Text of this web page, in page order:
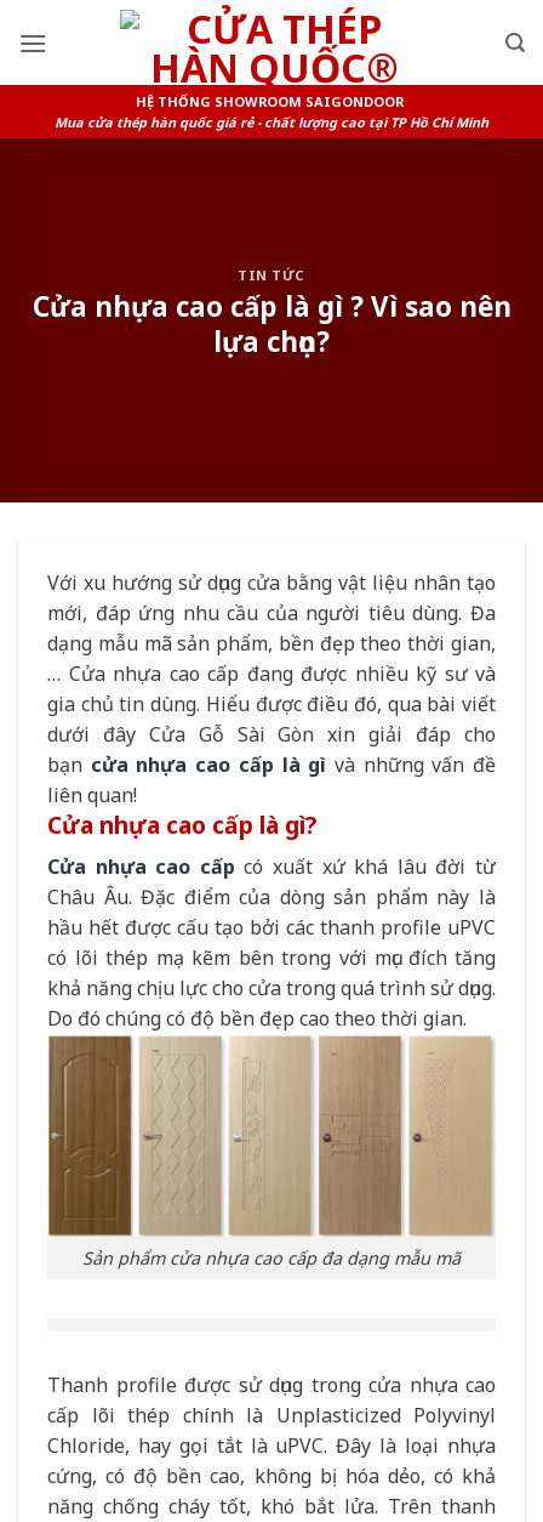
HỆ THỐNG SHOWROOM SAIGONDOOR
Mua cửa thép hàn quốc giá rẻ - chất lượng cao tại TP Hồ Chí Minh
TIN TỨC
Cửa nhựa cao cấp là gì ? Vì sao nên
lựa chọn?
Với xu hướng sử dụng cửa bằng vật liệu nhân tạo
mới, đáp ứng nhu cầu của người tiêu dùng. Đa
dạng mẫu mã sản phẩm, bền đẹp theo thời gian,
… Cửa nhựa cao cấp đang được nhiều kỹ sư và
gia chủ tin dùng. Hiểu được điều đó, qua bài viết
dưới đây Cửa Gỗ Sài Gòn xin giải đáp cho
bạn cửa nhựa cao cấp là gì và những vấn đề
liên quan!
Cửa nhựa cao cấp là gì?
Cửa nhựa cao cấp có xuất xứ khá lâu đời từ
Châu Âu. Đặc điểm của dòng sản phẩm này là
hầu hết được cấu tạo bởi các thanh profile uPVC
có lõi thép mạ kẽm bên trong với mục đích tăng
khả năng chịu lực cho cửa trong quá trình sử dụng.
Do đó chúng có độ bền đẹp cao theo thời gian.
Sản phẩm cửa nhựa cao cấp đa dạng mẫu mã
Thanh profile được sử dụng trong cửa nhựa cao
cấp lõi thép chính là Unplasticized Polyvinyl
Chloride, hay gọi tắt là uPVC. Đây là loại nhựa
cứng, có độ bền cao, không bị hóa dẻo, có khả
năng chống cháy tốt, khó bắt lửa. Trên thanh